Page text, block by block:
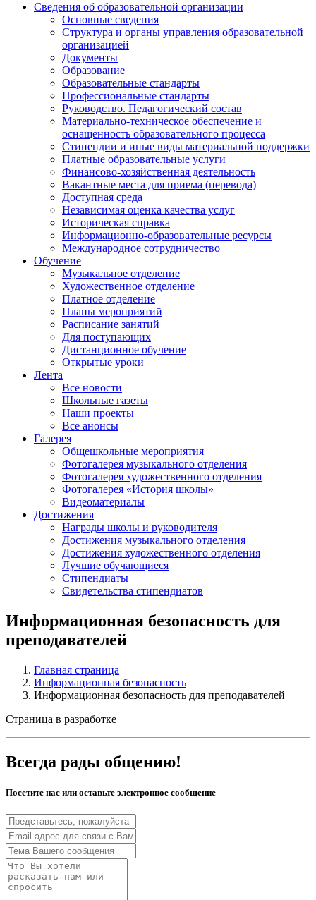
Сведения об образовательной организации
Основные сведения
Структура и органы управления образовательной
организацией
Документы
Образование
Образовательные стандарты
Профессиональные стандарты
Руководство. Педагогический состав
Материально-техническое обеспечение и
оснащенность образовательного процесса
Стипендии и иные виды материальной поддержки
Платные образовательные услуги
Финансово-хозяйственная деятельность
Вакантные места для приема (перевода)
Доступная среда
Независимая оценка качества услуг
Историческая справка
Информационно-образовательные ресурсы
Международное сотрудничество
Обучение
Музыкальное отделение
Художественное отделение
Платное отделение
Планы мероприятий
Расписание занятий
Для поступающих
Дистанционное обучение
Открытые уроки
Лента
Все новости
Школьные газеты
Наши проекты
Все анонсы
Галерея
Общешкольные мероприятия
Фотогалерея музыкального отделения
Фотогалерея художественного отделения
Фотогалерея «История школы»
Видеоматериалы
Достижения
Награды школы и руководителя
Достижения музыкального отделения
Достижения художественного отделения
Лучшие обучающиеся
Стипендиаты
Свидетельства стипендиатов
Информационная безопасность для
преподавателей
Главная страница
Информационная безопасность
Информационная безопасность для преподавателей
Страница в разработке
Всегда рады общению!
Посетите нас или оставьте электронное сообщение